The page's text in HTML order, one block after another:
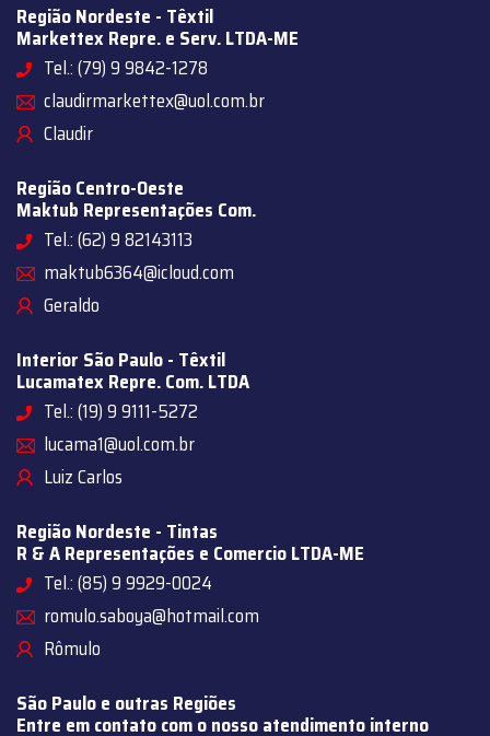
Região Nordeste - Têxtil
Markettex Repre. e Serv. LTDA-ME
Tel.: (79) 9 9842-1278
claudirmarkettex@uol.com.br
Claudir
Região Centro-Oeste
Maktub Representações Com.
Tel.: (62) 9 82143113
maktub6364@icloud.com
Geraldo
Interior São Paulo - Têxtil
Lucamatex Repre. Com. LTDA
Tel.: (19) 9 9111-5272
lucama1@uol.com.br
Luiz Carlos
Região Nordeste - Tintas
R & A Representações e Comercio LTDA-ME
Tel.: (85) 9 9929-0024
romulo.saboya@hotmail.com
Rômulo
São Paulo e outras Regiões
Entre em contato com o nosso atendimento interno